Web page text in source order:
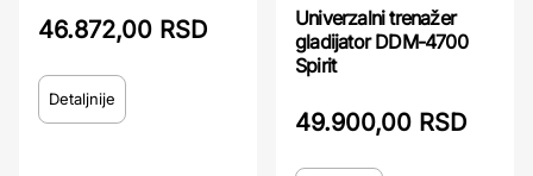
46.872,00 RSD
Detaljnije
Univerzalni trenažer
gladijator DDM-4700
Spirit
49.900,00 RSD